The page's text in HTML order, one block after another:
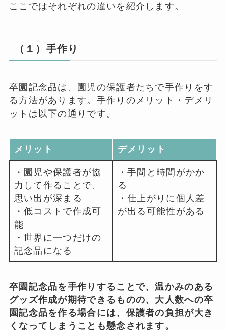
ここではそれぞれの違いを紹介します。
（１）手作り
卒園記念品は、園児の保護者たちで手作りをす
る方法があります。手作りのメリット・デメリ
ットは以下の通りです。
メリット デメリット
・園児や保護者が協
力して作ることで、
思い出が深まる
・低コストで作成可
能
・世界に一つだけの
記念品になる
・手間と時間がかか
る
・仕上がりに個人差
が出る可能性がある
卒園記念品を手作りすることで、温かみのある
グッズ作成が期待できるものの、大人数への卒
園記念品を作る場合には、保護者の負担が大き
くなってしまうことも懸念されます。